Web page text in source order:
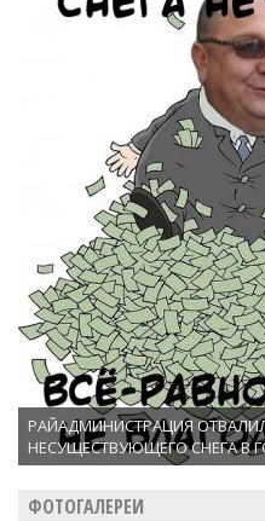
РАЙАДМИНИСТРАЦИЯ
НЕСУЩЕСТВУЮЩЕГО СНЕГА В
ФОТОГАЛЕРЕИ